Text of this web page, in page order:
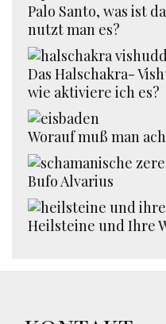
Palo Santo, was ist
nutzt man es?
Das Halschakra-
wie aktiviere ich es?
Worauf muß man
Bufo Alvarius
Heilsteine und Ihre